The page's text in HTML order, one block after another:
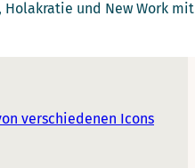
und New Work